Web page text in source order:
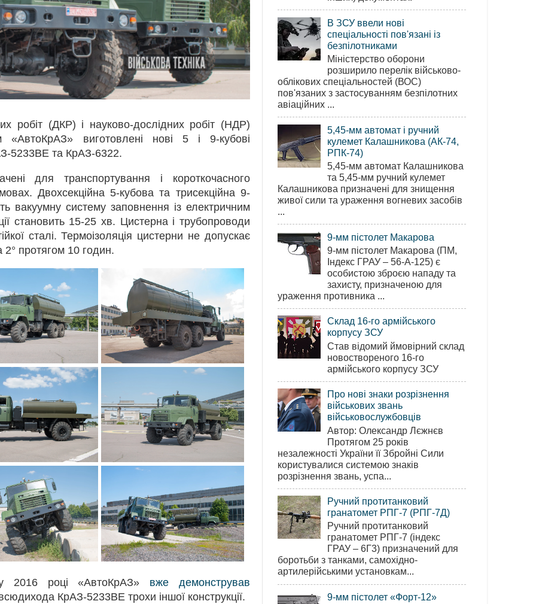
робіт (ДКР) і науково-дослідних робіт (НДР)
«АвтоКрАЗ» виготовлені нові 5 і 9-кубові
5233ВЕ та КрАЗ-6322.
для транспортування і короткочасного
Двохсекційна 5-кубова та трисекційна 9-
вакуумну систему заповнення із електричним
становить 15-25 хв. Цистерна і трубопроводи
сталі. Термоізоляція цистерни не допускає
2° протягом 10 годин.
році «АвтоКрАЗ» вже демонстрував
КрАЗ-5233ВЕ трохи іншої конструкції.
В ЗСУ ввели нові
спеціальності пов'язані із
безпілотниками
Міністерство оборони
розширило перелік військово-
облікових спеціальностей (ВОС)
пов'язаних з застосуванням безпілотних
авіаційних ...
5,45-мм автомат і ручний
кулемет Калашникова (АК-74,
РПК-74)
5,45-мм автомат Калашникова
та 5,45-мм ручний кулемет
Калашникова призначені для знищення
живої сили та ураження вогневих засобів
...
9-мм пістолет Макарова
9-мм пістолет Макарова (ПМ,
Індекс ГРАУ – 56-А-125) є
особистою зброєю нападу та
захисту, призначеною для
ураження противника ...
Склад 16-го армійського
корпусу ЗСУ
Став відомий ймовірний склад
новоствореного 16-го
армійського корпусу ЗСУ
Про нові знаки розрізнення
військових звань
військовослужбовців
Автор: Олександр Лєжнєв
Протягом 25 років
незалежності України її Збройні Сили
користувалися системою знаків
розрізнення звань, успа...
Ручний протитанковий
гранатомет РПГ-7 (РПГ-7Д)
Ручний протитанковий
гранатомет РПГ-7 (індекс
ГРАУ – 6Г3) призначений для
боротьби з танками, самохідно-
артилерійськими установкам...
9-мм пістолет «Форт-12»